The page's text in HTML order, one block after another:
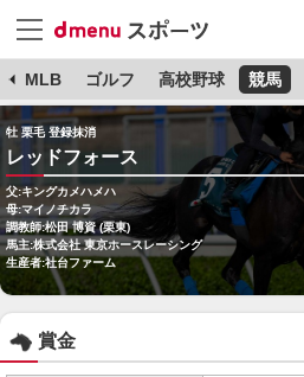
MLB ゴルフ 高校野球 競馬
牡 栗毛 登録抹消
レッドフォース
父:キングカメハメハ
母:マイノチカラ
調教師:松田 博資 (栗東)
馬主:株式会社 東京ホースレーシング
生産者:社台ファーム
賞金